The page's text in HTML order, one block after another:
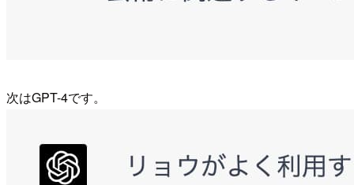
次はGPT-4です。